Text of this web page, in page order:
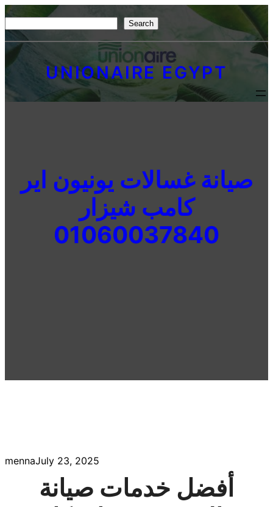
Skip
to
content
e
r
c
Search
UNIONAIRE EGYPT
صيانة غسالات يونيون اير
كامب شيزار
01060037840
mennaJuly 23, 2025
أفضل خدمات صيانة